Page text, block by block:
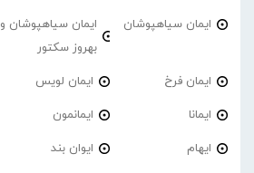
ایمان سیاهپوشان
ایمان سیاهپوشان و
بهروز سکتور
ایمان فرخ ایمان لویس
ایمانا ایمانمون
ایهام ایوان بند